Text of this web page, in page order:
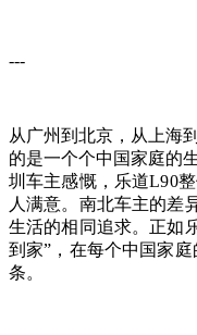
---
从广州到北京，从上海
的是一个个中国家庭的
圳车主感慨，乐道L90
人满意。 南北车主的差
生活的相同追求。正如
到家”，在每个中国家
条。